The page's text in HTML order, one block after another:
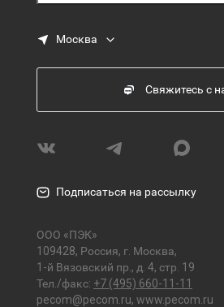
Москва
Свяжитесь с
Подписаться на рассылку
ООО «ПЭК»
109428, Россия, г. Москва,
1-й Вязовский пр., д. 4, стр. 19
Тел./факс: +7 (495) 660-11-11
pecom@pecom.ru, www.pecom.ru